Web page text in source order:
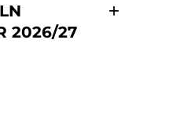
2026/27